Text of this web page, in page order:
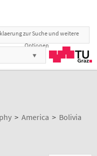
zur Suche und weitere
Optionen
> America > Bolivia